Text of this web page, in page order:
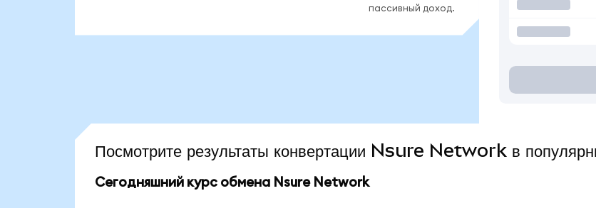
пассивный доход.
Посмотрите результаты конвертации Nsure Network в
Сегодняшний курс обмена Nsure Network